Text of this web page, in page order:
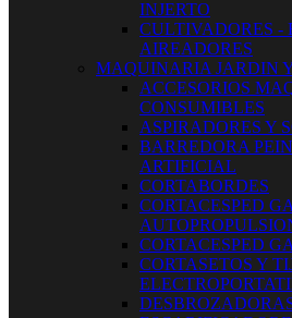
INJERTO
CULTIVADORES -
AIREADORES
MAQUINARIA JARDIN
ACCESORIOS
CONSUMIBLES
ASPIRADORES Y
BARREDORA
ARTIFICIAL
CORTABORDES
CORTACESPED
CORTACESPED
CORTASETOS Y